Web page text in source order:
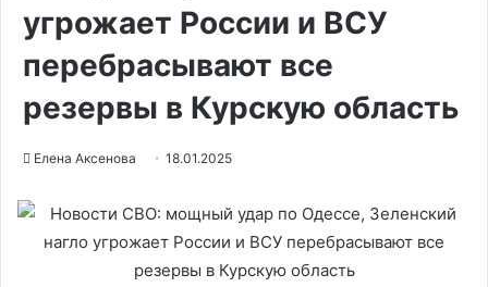
угрожает России и ВСУ
перебрасывают все
резервы в Курскую область
Елена Аксенова 18.01.2025